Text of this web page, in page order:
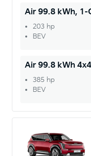
Air 99.8 kWh,
203 hp
BEV
Air 99.8 kWh
385 hp
BEV